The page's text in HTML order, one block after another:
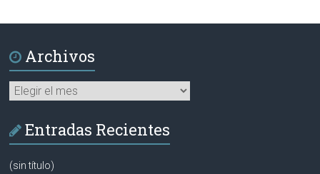
Archivos
Archivos
Entradas Recientes
(sin título)